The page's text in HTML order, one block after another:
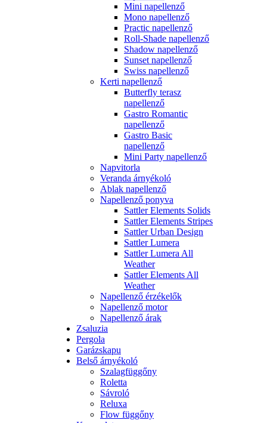
Mini napellenző
Mono napellenző
Practic napellenző
Roll-Shade napellenző
Shadow napellenző
Sunset napellenző
Swiss napellenző
Kerti napellenző
Butterfly terasz
napellenző
Gastro Romantic
napellenző
Gastro Basic
napellenző
Mini Party napellenző
Napvitorla
Veranda árnyékoló
Ablak napellenző
Napellenző ponyva
Sattler Elements Solids
Sattler Elements Stripes
Sattler Urban Design
Sattler Lumera
Sattler Lumera All
Weather
Sattler Elements All
Weather
Napellenző érzékelők
Napellenző motor
Napellenző árak
Zsaluzia
Pergola
Garázskapu
Belső árnyékoló
Szalagfüggőny
Roletta
Sávroló
Reluxa
Flow függőny